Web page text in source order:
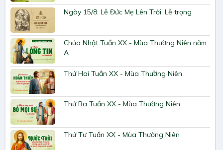
Ngày 15/8: Lễ Đức Mẹ Lên Trời, Lễ trọng
Chúa Nhật Tuần XX - Mùa Thường Niên năm
A
Thứ Hai Tuần XX - Mùa Thường Niên
Thứ Ba Tuần XX - Mùa Thường Niên
Thứ Tư Tuần XX - Mùa Thường Niên